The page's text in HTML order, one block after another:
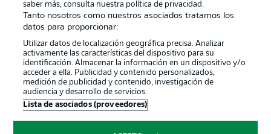
© 2026 Bundesliga-Gruppe GmbH
Elegir idioma
saber más, consulta nuestra política de privacidad.
Tanto nosotros como nuestros asociados tratamos los
datos para proporcionar:
Utilizar datos de localización geográfica precisa. Analizar
activamente las características del dispositivo para su
identificación. Almacenar la información en un dispositivo y/o
acceder a ella. Publicidad y contenido personalizados,
medición de publicidad y contenido, investigación de
audiencia y desarrollo de servicios.
Lista de asociados (proveedores)